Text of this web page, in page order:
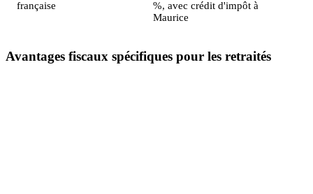
française
%, avec crédit d'impôt à
Maurice
Avantages fiscaux spécifiques pour les retraités